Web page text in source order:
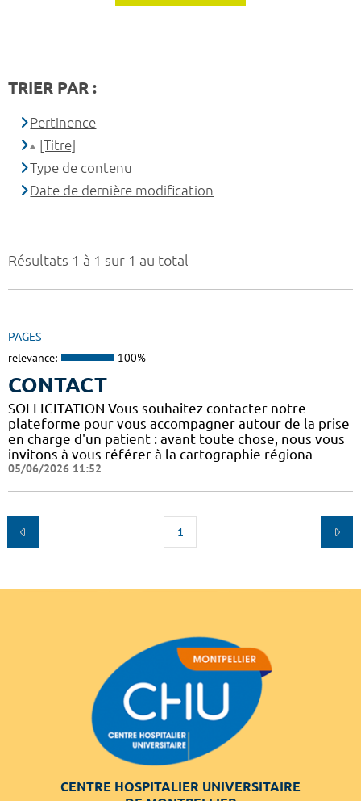
Résultats 1 à 1 sur 1 au total
PAGES
relevance: 100%
CONTACT
SOLLICITATION Vous souhaitez contacter notre
plateforme pour vous accompagner autour de la prise
en charge d'un patient : avant toute chose, nous vous
invitons à vous référer à la cartographie régiona
05/06/2026 11:52
1
TRIER PAR :
Pertinence
[Titre]
Type de contenu
Date de dernière modification
CENTRE HOSPITALIER UNIVERSITAIRE